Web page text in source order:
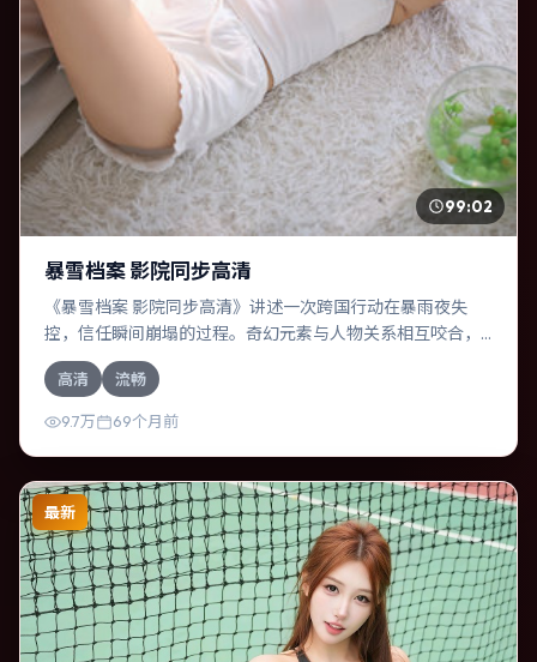
99:02
暴雪档案 影院同步高清
《暴雪档案 影院同步高清》讲述一次跨国行动在暴雨夜失
控，信任瞬间崩塌的过程。奇幻元素与人物关系相互咬合，
长泽雅美、汤唯的对手戏尤为出彩。导演林超贤善于在长镜
头中积蓄张力，本片亦在中国香港实地取景，增强真实质
感。
高清 流畅
9.7万 69个月前
最新